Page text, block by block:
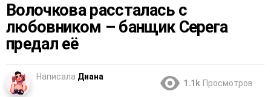
Волочкова рассталась с
любовником – банщик Серега
предал её
Написала Диана
1.1k Просмотров